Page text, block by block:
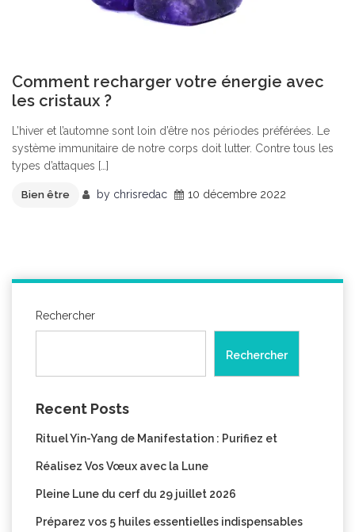
Comment recharger votre énergie avec
les cristaux ?
L’hiver et l’automne sont loin d’être nos périodes préférées. Le
système immunitaire de notre corps doit lutter. Contre tous les
types d’attaques […]
Bien être by chrisredac 10 décembre 2022
Rechercher
Rechercher
Recent Posts
Rituel Yin-Yang de Manifestation : Purifiez et
Réalisez Vos Vœux avec la Lune
Pleine Lune du cerf du 29 juillet 2026
Préparez vos 5 huiles essentielles indispensables